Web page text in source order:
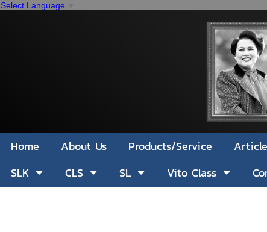
Select Language
Home About Us Products/Service
SLK
CLS SL Vito Class